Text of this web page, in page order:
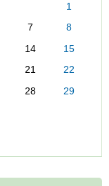
1
7
8
14
15
21
22
28
29